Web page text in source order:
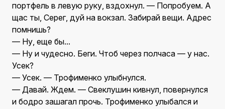
портфель в левую руку, вздохнул. — Попробуем. А
щас ты, Серег, дуй на вокзал. Забирай вещи. Адрес
помнишь?
— Ну, еще бы...
— Ну и чудесно. Беги. Чтоб через полчаса — у нас.
Усек?
— Усек. — Трофименко улыбнулся.
— Давай. Ждем. — Свеклушин кивнул, повернулся
и бодро зашагал прочь. Трофименко улыбался и